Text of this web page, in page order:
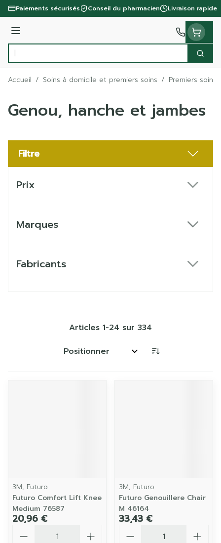
Aller au contenu
Paiements sécurisés Conseil du pharmacien Livraison rapide
Menu
Rechercher
Accueil / Soins à domicile et premiers soins / Premiers soins
Genou, hanche et jambes
Filtre
Prix
Marques
Fabricants
Articles 1-24 sur 334
Trier par:
3M, Futuro
Futuro Comfort Lift Knee
Medium 76587
20,96 €
3M, Futuro
Futuro Genouillere Chair
M 46164
33,43 €